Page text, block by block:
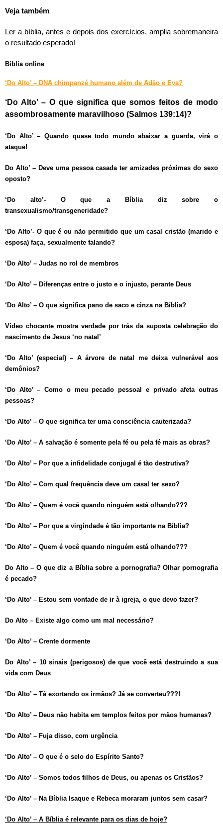
Veja também
Ler a bíblia, antes e depois dos exercícios, amplia sobremaneira
o resultado esperado!
Bíblia online
‘Do Alto’ – DNA chimpanzé humano além de Adão e Eva?
‘Do Alto’ – O que significa que somos feitos de modo
assombrosamente maravilhoso (Salmos 139:14)?
‘Do Alto’ – Quando quase todo mundo abaixar a guarda, virá o
ataque!
Do Alto’ – Deve uma pessoa casada ter amizades próximas do sexo
oposto?
‘Do alto’- O que a Bíblia diz sobre o
transexualismo/transgeneridade?
‘Do Alto’- O que é ou não permitido que um casal cristão (marido e
esposa) faça, sexualmente falando?
‘Do Alto’ – Judas no rol de membros
‘Do Alto’ – Diferenças entre o justo e o injusto, perante Deus
‘Do Alto’ – O que significa pano de saco e cinza na Bíblia?
Vídeo chocante mostra verdade por trás da suposta celebração do
nascimento de Jesus ‘no natal’
‘Do Alto’ (especial) – A árvore de natal me deixa vulnerável aos
demônios?
‘Do Alto’ – Como o meu pecado pessoal e privado afeta outras
pessoas?
‘Do Alto’ – O que significa ter uma consciência cauterizada?
‘Do Alto’ – A salvação é somente pela fé ou pela fé mais as obras?
‘Do Alto’ – Por que a infidelidade conjugal é tão destrutiva?
‘Do Alto’ – Com qual frequência deve um casal ter sexo?
‘Do Alto’ – Quem é você quando ninguém está olhando???
‘Do Alto’ – Por que a virgindade é tão importante na Bíblia?
‘Do Alto’ – Quem é você quando ninguém está olhando???
Do Alto – O que diz a Bíblia sobre a pornografia? Olhar pornografia
é pecado?
‘Do Alto’ – Estou sem vontade de ir à igreja, o que devo fazer?
Do Alto – Existe algo como um mal necessário?
‘Do Alto’ – Crente dormente
Do Alto’ – 10 sinais (perigosos) de que você está destruindo a sua
vida com Deus
‘Do Alto’ – Tá exortando os irmãos? Já se converteu???!
‘Do Alto’ – Deus não habita em templos feitos por mãos humanas?
‘Do Alto’ – Fuja disso, com urgência
‘Do Alto’ – O que é o selo do Espírito Santo?
‘Do Alto’ – Somos todos filhos de Deus, ou apenas os Cristãos?
‘Do Alto’ – Na Bíblia Isaque e Rebeca moraram juntos sem casar?
‘Do Alto’ – A Bíblia é relevante para os dias de hoje?